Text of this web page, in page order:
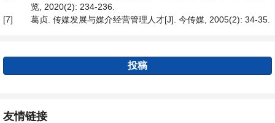
览, 2020(2): 234-236.
[7]
葛贞. 传媒发展与媒介经营管理人才[J]. 今传媒, 2005(2): 34-35.
投稿
友情链接